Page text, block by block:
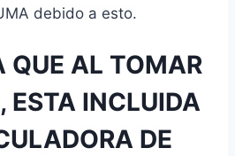
debido a esto.
QUE AL TOMAR
ESTA INCLUIDA
DE